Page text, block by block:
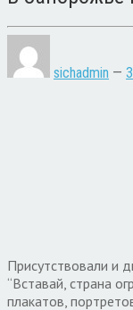
sichadmin —
Присутствовали и
“Вставай, страна
плакатов,